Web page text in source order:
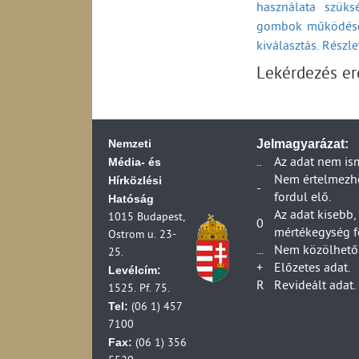
A távközlési
(2002-2009)
A távközlési
szerződéssel
A távközlési
A távközlési
(2002-2009)
A távközlési
(2002-2009)
A távközlési
(2002-2009)
Piacfelügyeleti
Piacfelügyeleti
Postai
Berendezés-
2001)
Fennmaradási
Fennmaradási
Fennmaradási
Fennmaradási
Fennmaradási -
Bontási,
Bontási,
Bontási,
használata
gombok
kiválasztás.
Lekérdezés
Nemzeti
Média- és
Hírközlési
Hatóság
1015 Budapest,
Ostrom u. 23-
25.
Levélcím:
1525. Pf. 75.
Tel: (06 1) 457
7100
Fax: (06 1) 356
Jelmagyarázat:
..
Az adat nem
-
Nem
fordul elő.
0
Az adat
mértékegység
...
Nem
+
Előzetes adat.
R
Revideált adat.